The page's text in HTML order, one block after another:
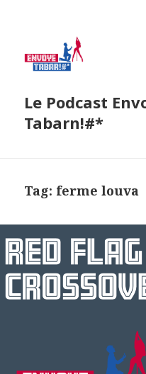
Le Podcast
Tabarn!#*
Tag: ferme louva